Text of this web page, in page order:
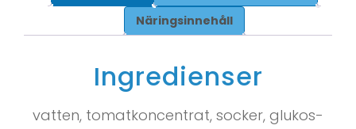
Näringsinnehåll
Ingredienser
vatten, tomatkoncentrat, socker, glukos-